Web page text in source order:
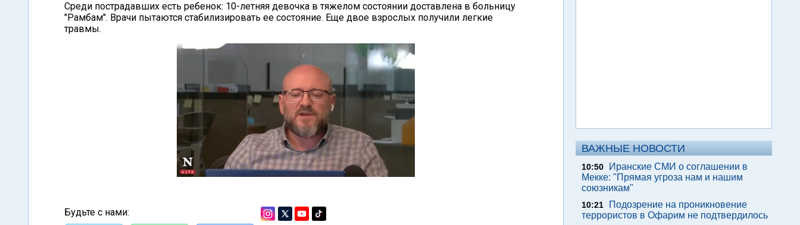
Среди пострадавших есть ребенок: 10-летняя девочка в тяжелом состоянии доставлена в больницу
"Рамбам". Врачи пытаются стабилизировать ее состояние. Еще двое взрослых получили легкие
травмы.
Будьте с нами:
ВАЖНЫЕ НОВОСТИ
10:50
Иранские СМИ о соглашении в
Мекке: "Прямая угроза нам и нашим
союзникам"
10:21
Подозрение на проникновение
террористов в Офарим не подтвердилось